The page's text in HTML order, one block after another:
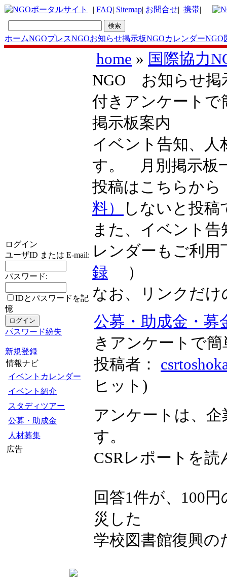
| FAQ| Sitemap| お問合せ| 携帯|
ホームNGOプレスNGOお知らせ掲示板NGOカレンダーNGO
ログイン
ユーザID または E-mail:
パスワード:
IDとパスワードを記
憶
パスワード紛失
新規登録
情報ナビ
イベントカレンダー
イベント紹介
スタディツアー
公募・助成金
人材募集
広告
home » 国際協力
NGO お知らせ掲
付きアンケート
掲示板案内
イベント告知、人
す。 月別掲示
投稿はこちらか
料）
しないと投
また、イベント
レンダーもご利
録 ）
なお、リンクだ
公募・助成金・募
きアンケートで
投稿者：
ヒット )
アンケートは、
す。
CSRレポートを
回答1件が、100
災した
学校図書館復興